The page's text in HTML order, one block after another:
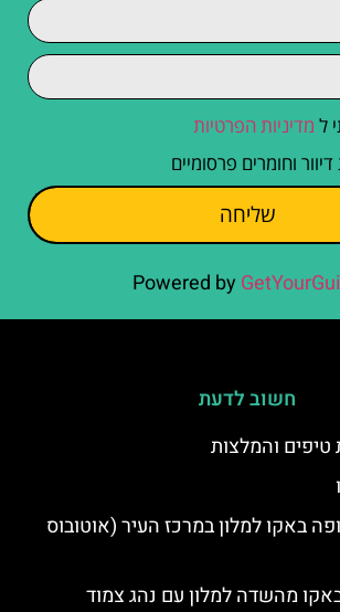
ל מדיניות הפרטיות
וחומרים פרסומיים
שליחה
Powered by
חשוב לדעת
טיפים והמלצות
באקו למלון במרכז העיר (אוטובוס
מהשדה למלון עם נהג צמוד